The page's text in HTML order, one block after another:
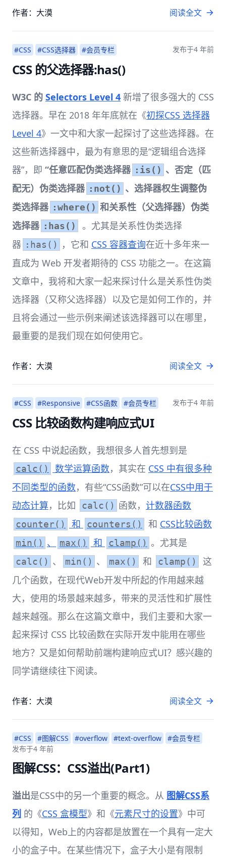
作者：大漠 阅读全文
#CSS #CSS选择器 #会员专栏 发布于4 年前
CSS 的父选择器:has()
W3C 的 Selectors Level 4 新增了很多强大的 CSS
选择器。早在 2018 年年底就在《初探CSS 选择器
Level 4》一文中和大家一起探讨了这些选择器。在
这些新选择器中，最为有意思的是“逻辑组合选择
器”，即 “任意匹配伪类选择器 :is() 、否定（匹
配无）伪类选择器 :not() 、选择器权生调整伪
类选择器 :where() 和关系性（父选择器）伪类
选择器 :has()
。尤其是关系性伪类选择
器 :has() ，它和 CSS 容器查询在近十多年来一
直成为 Web 开发者期待的 CSS 功能之一。在这篇
文章中，我将和大家一起来探讨什么是关系性伪类
选择器（又称父选择器）以及它是如何工作的，并
且将会通过一些示例来阐述该选择器可以在哪里，
最重要的是我们现在如何使用它。
作者：大漠 阅读全文
#CSS #Responsive #CSS函数 #会员专栏 发布于4 年前
CSS 比较函数构建响应式UI
在 CSS 中说起函数，我想很多人首先想到是
calc() 数学运算函数，其实在 CSS 中有很多种
不同类型的函数，有些“CSS函数”可以在CSS中用于
动态计算，比如 calc() 函数， 计数器函数
counter() 和 counters() 和 CSS比较函数
min() 、 max() 和 clamp() 。尤其是
calc() 、 min() 、 max() 和 clamp()
这
几个函数，在现代Web开发中所起的作用越来越
大，使用的场景越来越多，带来的灵活性和扩展性
越来越强。那么在这篇文章中，我们主要和大家一
起来探讨 CSS 比较函数在实际开发中能用在哪些
地方？又是如何帮助前端构建响应式UI？感兴趣的
同学请继续往下阅读。
作者：大漠 阅读全文
#CSS #图解CSS #overflow #text-overflow
#会员专栏
发布于4 年前
图解CSS：CSS溢出(Part1)
溢出是CSS中的另一个重要的概念。从 图解CSS系
列 的《CSS 盒模型》和《元素尺寸的设置》中可
以得知，Web上的内容都是放置在一个具有一定大
小的盒子中。在某些情况下，盒子大小是有限制